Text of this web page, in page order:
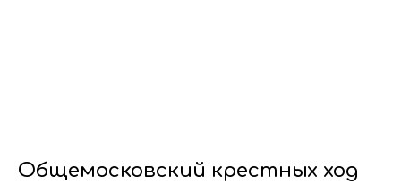
Общемосковский крестных ход